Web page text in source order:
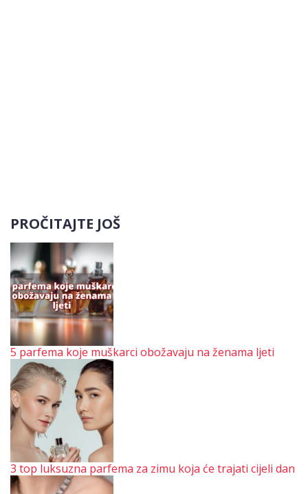
PROČITAJTE JOŠ
5 parfema koje muškarci obožavaju na ženama ljeti
3 top luksuzna parfema za zimu koja će trajati cijeli dan